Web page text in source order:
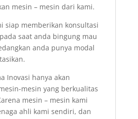
mesin – mesin dari kami.
siap memberikan konsultasi
saat anda bingung mau
anda punya modal
Inovasi hanya akan
mesin yang berkualitas
mesin – mesin kami
ahli kami sendiri, dan